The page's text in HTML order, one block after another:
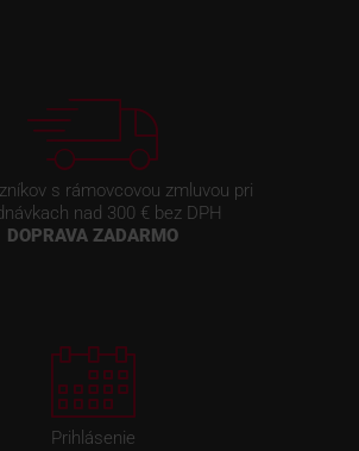
s rámovcovou zmluvou pri
nad 300 € bez DPH
DOPRAVA ZADARMO
Prihlásenie